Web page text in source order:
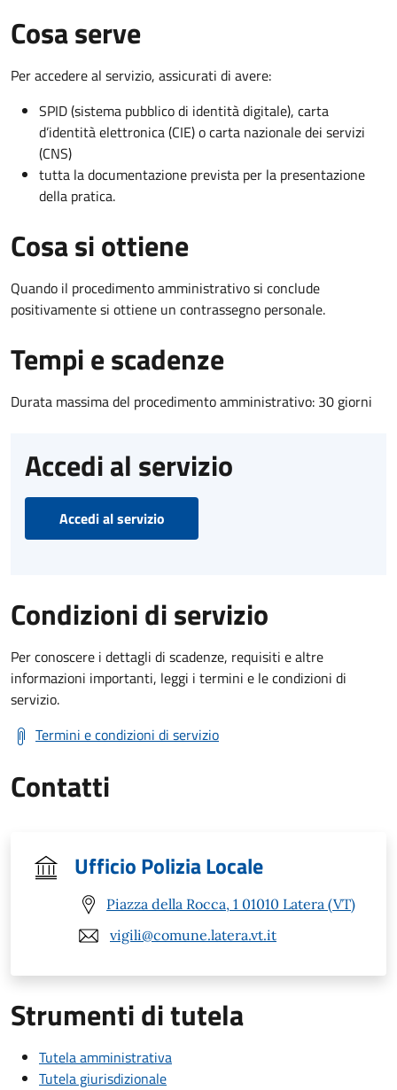
Cosa serve
Per accedere al servizio, assicurati di avere:
SPID (sistema pubblico di identità digitale), carta
d’identità elettronica (CIE) o carta nazionale dei servizi
(CNS)
tutta la documentazione prevista per la presentazione
della pratica.
Cosa si ottiene
Quando il procedimento amministrativo si conclude
positivamente si ottiene un contrassegno personale.
Tempi e scadenze
Durata massima del procedimento amministrativo: 30 giorni
Accedi al servizio
Accedi al servizio
Condizioni di servizio
Per conoscere i dettagli di scadenze, requisiti e altre
informazioni importanti, leggi i termini e le condizioni di
servizio.
Termini e condizioni di servizio
Contatti
Ufficio Polizia Locale
Piazza della Rocca, 1 01010 Latera (VT)
vigili@comune.latera.vt.it
Strumenti di tutela
Tutela amministrativa
Tutela giurisdizionale